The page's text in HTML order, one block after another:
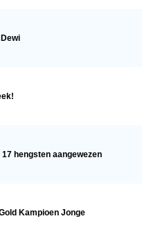
hengsten aangewezen
Kampioen Jonge